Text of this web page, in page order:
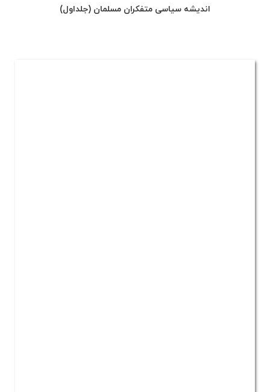
اندیشه سیاسی متفکران مسلمان (جلداول)